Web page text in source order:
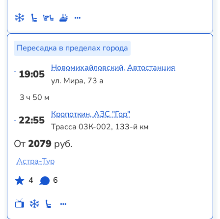
Пересадка в пределах города
19:05
3 ч 50 м
22:55
От2079 руб.
Новомихайловский, Автостанция
ул. Мира, 73 а
Кропоткин, АЗС "Гор"
Трасса 03К-002, 133-й км
Астра-Тур
4
6